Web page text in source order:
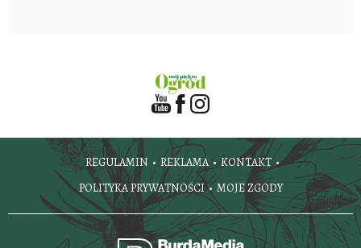
REGULAMIN REKLAMA
KONTAKT
POLITYKA PRYWATNOŚCI
MOJE ZGODY